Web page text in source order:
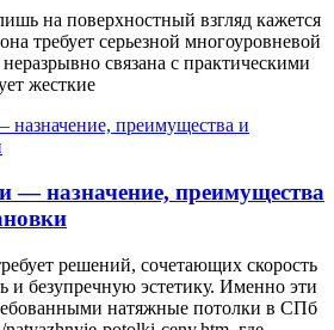
на поверхностный взгляд кажется
требует серьезной многоуровневой
связана с практическими
жесткие
— назначение, преимущества
решений, сочетающих скорость
и безупречную эстетику. Именно эти
натяжные потолки в СПб